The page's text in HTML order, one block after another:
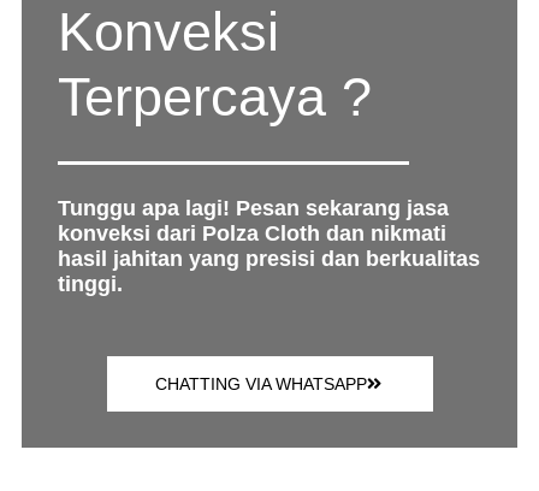
Konveksi
Terpercaya ?
Tunggu apa lagi! Pesan sekarang jasa
konveksi dari Polza Cloth dan nikmati
hasil jahitan yang presisi dan berkualitas
tinggi.
CHATTING VIA WHATSAPP